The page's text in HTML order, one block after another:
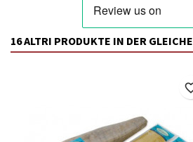
16 ALTRI PRODUKTE IN DER